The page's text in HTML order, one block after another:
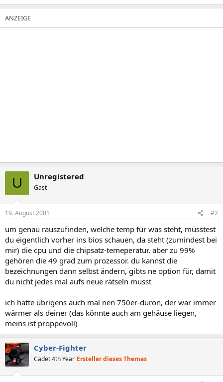
U Unregistered
Gast
19. August 2001 #2
um genau rauszufinden, welche temp für was steht, müsstest
du eigentlich vorher ins bios schauen, da steht (zumindest bei
mir) die cpu und die chipsatz-temeperatur. aber zu 99%
gehören die 49 grad zum prozessor. du kannst die
bezeichnungen dann selbst ändern, gibts ne option für, damit
du nicht jedes mal aufs neue rätseln musst
ich hatte übrigens auch mal nen 750er-duron, der war immer
wärmer als deiner (das könnte auch am gehäuse liegen,
meins ist proppevoll)
Cyber-Fighter
Cadet 4th Year Ersteller dieses Themas